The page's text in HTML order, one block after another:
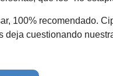
100% recomendado.
deja cuestionando